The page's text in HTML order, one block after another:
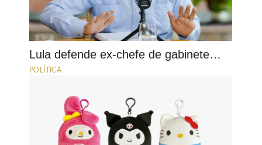
Lula defende ex-chefe de gabinete…
POLÍTICA